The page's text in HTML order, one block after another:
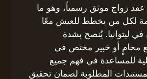
زواج موثق رسمياً، وهو ما
لكل من يخطط للعيش معًا
ليتوانيا. يُنصح بشدة
محامٍ أو خبير مختص في
للمساعدة في فهم جميع
المطلوبة لضمان تحقيق